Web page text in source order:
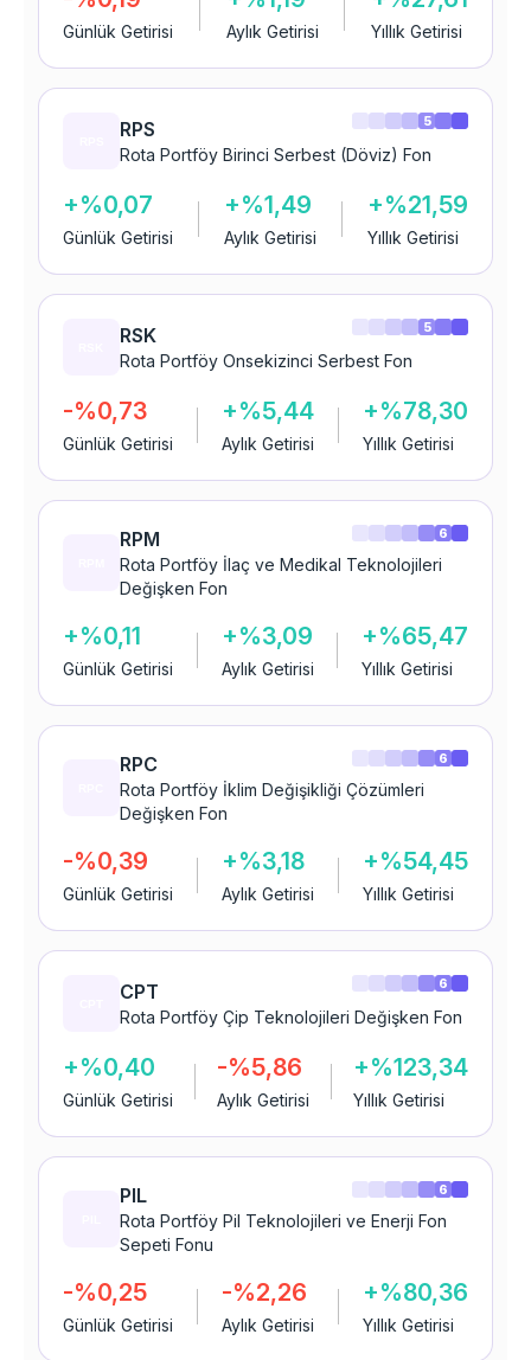
Günlük Getirisi Aylık Getirisi Yıllık Getirisi
RPS
Rota Portföy Birinci Serbest (Döviz) Fon
+%0,07
Günlük Getirisi
+%1,49
Aylık Getirisi
+%21,59
Yıllık Getirisi
5
RSK
Rota Portföy Onsekizinci Serbest Fon
-%0,73
Günlük Getirisi
+%5,44
Aylık Getirisi
+%78,30
Yıllık Getirisi
5
RPM
Rota Portföy İlaç ve Medikal Teknolojileri
Değişken Fon
+%0,11
Günlük Getirisi
+%3,09
Aylık Getirisi
+%65,47
Yıllık Getirisi
6
RPC
Rota Portföy İklim Değişikliği Çözümleri
Değişken Fon
-%0,39
Günlük Getirisi
+%3,18
Aylık Getirisi
+%54,45
Yıllık Getirisi
6
CPT
Rota Portföy Çip Teknolojileri Değişken Fon
+%0,40
Günlük Getirisi
-%5,86
Aylık Getirisi
+%123,34
Yıllık Getirisi
6
PIL
Rota Portföy Pil Teknolojileri ve Enerji Fon
Sepeti Fonu
-%0,25
Günlük Getirisi
-%2,26
Aylık Getirisi
+%80,36
Yıllık Getirisi
6